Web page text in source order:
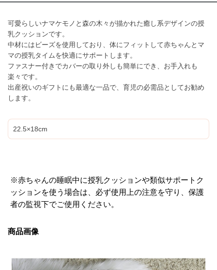
可愛らしいナマケモノと森の木々が描かれた癒し系デザインの授
乳クッションです。
中材にはビーズを使用しており、体にフィットして赤ちゃんとマ
マの授乳タイムを快適にサポートします。
ファスナー付きでカバーの取り外しも簡単にでき、お手入れも
楽々です。
出産祝いのギフトにも最適な一品で、育児の必需品としてお勧め
します。
22.5×18cm
※赤ちゃんの睡眠中に授乳クッションや類似サポートク
ッションを使う場合は、必ず使用上の注意を守り、保護
者の監視下でご使用ください。
商品画像